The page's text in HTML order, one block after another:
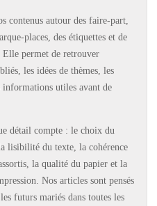
contenus autour des faire-part,
places, des étiquettes et de
Elle permet de retrouver
les idées de thèmes, les
informations utiles avant de
détail compte : le choix du
lisibilité du texte, la cohérence
la qualité du papier et la
Nos articles sont pensés
futurs mariés dans toutes les